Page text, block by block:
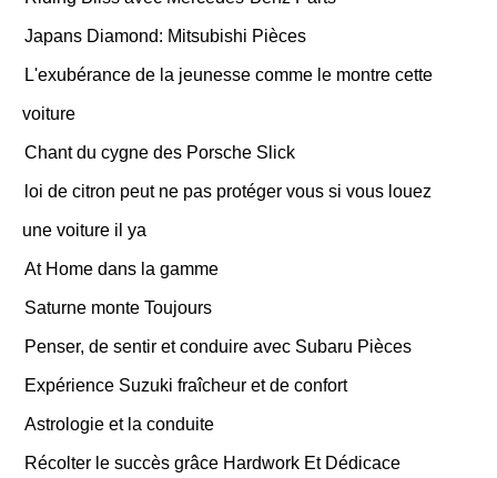
Japans Diamond: Mitsubishi Pièces
L'exubérance de la jeunesse comme le montre cette
voiture
Chant du cygne des Porsche Slick
loi de citron peut ne pas protéger vous si vous louez
une voiture il ya
At Home dans la gamme
Saturne monte Toujours
Penser, de sentir et conduire avec Subaru Pièces
Expérience Suzuki fraîcheur et de confort
Astrologie et la conduite
Récolter le succès grâce Hardwork Et Dédicace